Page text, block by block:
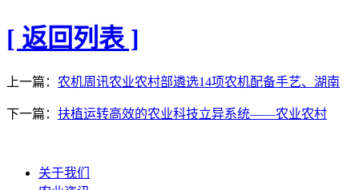
[ 返回列表 ]
上一篇： 农机周讯农业农村部遴选14项农机配备手艺、湖南
下一篇： 扶植运转高效的农业科技立异系统——农业农村
关于我们